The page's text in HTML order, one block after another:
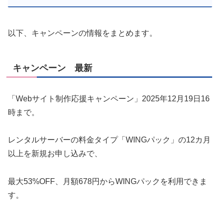
以下、キャンペーンの情報をまとめます。
キャンペーン 最新
「Webサイト制作応援キャンペーン」2025年12月19日16
時まで。
レンタルサーバーの料金タイプ「WINGパック」の12カ月
以上を新規お申し込みで、
最大53%OFF、月額678円からWINGパックを利用できま
す。